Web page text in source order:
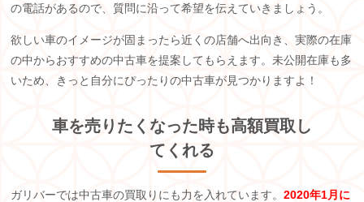
の電話があるので、質問に沿って希望を伝えていきましょう。
欲しい車のイメージが固まったら近くの店舗へ出向き、実際の在庫
の中からおすすめの中古車を提案してもらえます。未公開在庫も多
いため、きっと自分にぴったりの中古車が見つかりますよ！
車を売りたくなった時も高額買取し
てくれる
ガリバーでは中古車の買取りにも力を入れています。2020年1月に